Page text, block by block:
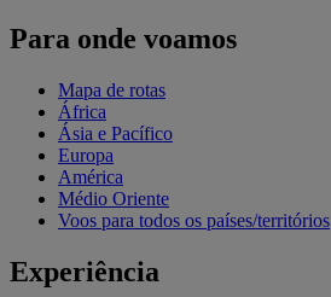
Para onde voamos
Mapa de rotas
África
Ásia e Pacífico
Europa
América
Médio Oriente
Voos para todos os países/territórios
Experiência